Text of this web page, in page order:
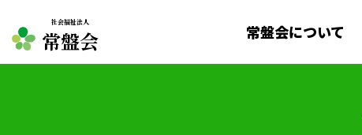
社会福祉法人
常盤会 常盤会について